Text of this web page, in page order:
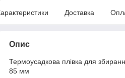
Доставка
Опис
Термоусадкова плівка для
85 мм